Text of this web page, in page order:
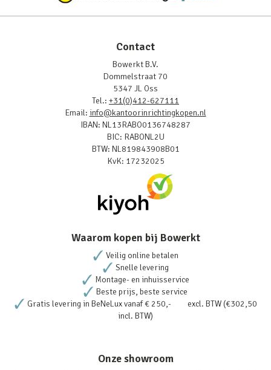
Contact
Bowerkt B.V.
Dommelstraat 70
5347 JL Oss
Tel.: +31(0)412-627111
Email: info@kantoorinrichtingkopen.nl
IBAN: NL13RABO0136748287
BIC: RABONL2U
BTW: NL819843908B01
KvK: 17232025
Waarom kopen bij Bowerkt
Veilig online betalen
Snelle levering
Montage- en inhuisservice
Beste prijs, beste service
Gratis levering in BeNeLux vanaf € 250,- excl. BTW (€302,50
incl. BTW)
Onze showroom